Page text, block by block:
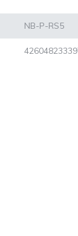
NB-P-RS5